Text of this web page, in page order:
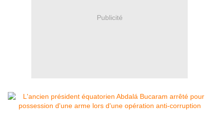
Publicité